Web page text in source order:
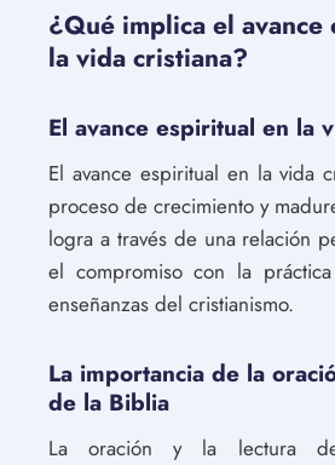
¿Qué implica el
la vida cristiana?
El avance espiritual en la
El avance espiritual en la vida
proceso de crecimiento y
logra a través de una relación
el compromiso con la
enseñanzas del cristianismo.
La importancia de la
de la Biblia
La oración y la lectura